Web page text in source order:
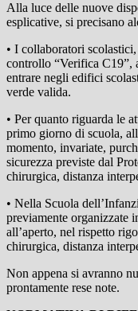
Alla luce delle nuove
esplicative, si precisano
• I collaboratori
controllo “Verifica C19”,
entrare negli edifici
verde valida.
• Per quanto riguarda le
primo giorno di scuola,
momento, invariate,
sicurezza previste dal
chirurgica, distanza
• Nella Scuola
previamente organizzate
all’aperto, nel rispetto
chirurgica, distanza
Non appena si avranno
prontamente rese note.